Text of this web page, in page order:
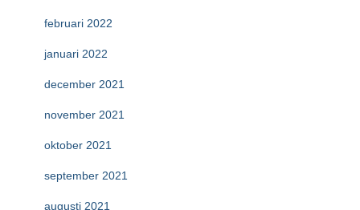
februari 2022
januari 2022
december 2021
november 2021
oktober 2021
september 2021
augusti 2021